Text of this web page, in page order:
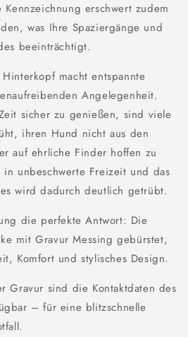
erschwert zudem
was Ihre Spaziergänge und
beeinträchtigt.
macht entspannte
Angelegenheit.
sicher zu genießen, sind viele
ihren Hund nicht aus den
auf ehrliche Finder hoffen zu
in unbeschwerte Freizeit und das
wird dadurch deutlich getrübt.
die perfekte Antwort: Die
mit Gravur Messing gebürstet,
Komfort und stylisches Design.
Gravur sind die Kontaktdaten des
– für eine blitzschnelle